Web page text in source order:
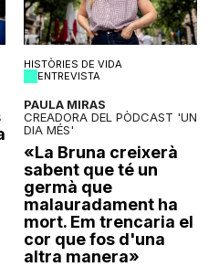
HISTÒRIES DE VIDA
ENTREVISTA
PAULA MIRAS
CREADORA DEL PÒDCAST 'UN
DIA MÉS'
«La Bruna creixerà
sabent que té un
germà que
malauradament ha
mort. Em trencaria el
cor que fos d'una
altra manera»